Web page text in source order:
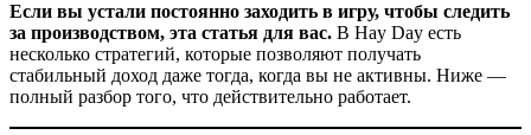
Если вы устали постоянно заходить в игру, чтобы следить
за производством, эта статья для вас. В Hay Day есть
несколько стратегий, которые позволяют получать
стабильный доход даже тогда, когда вы не активны. Ниже —
полный разбор того, что действительно работает.